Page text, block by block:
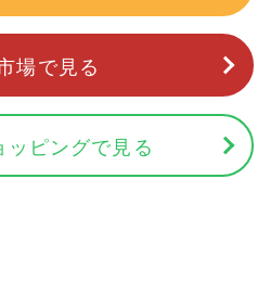
場で見る
ピングで見る